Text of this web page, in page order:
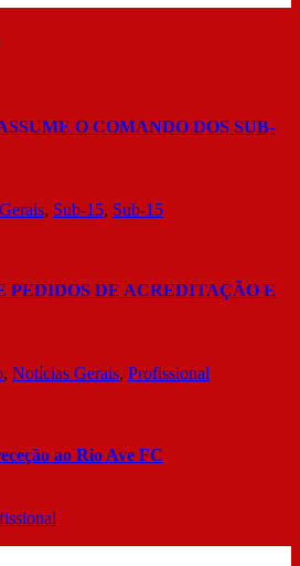
O COMANDO DOS SUB-
, Sub-15, Sub-15
PEDIDOS DE ACREDITAÇÃO E
, Notícias Gerais, Profissional
ao Rio Ave FC